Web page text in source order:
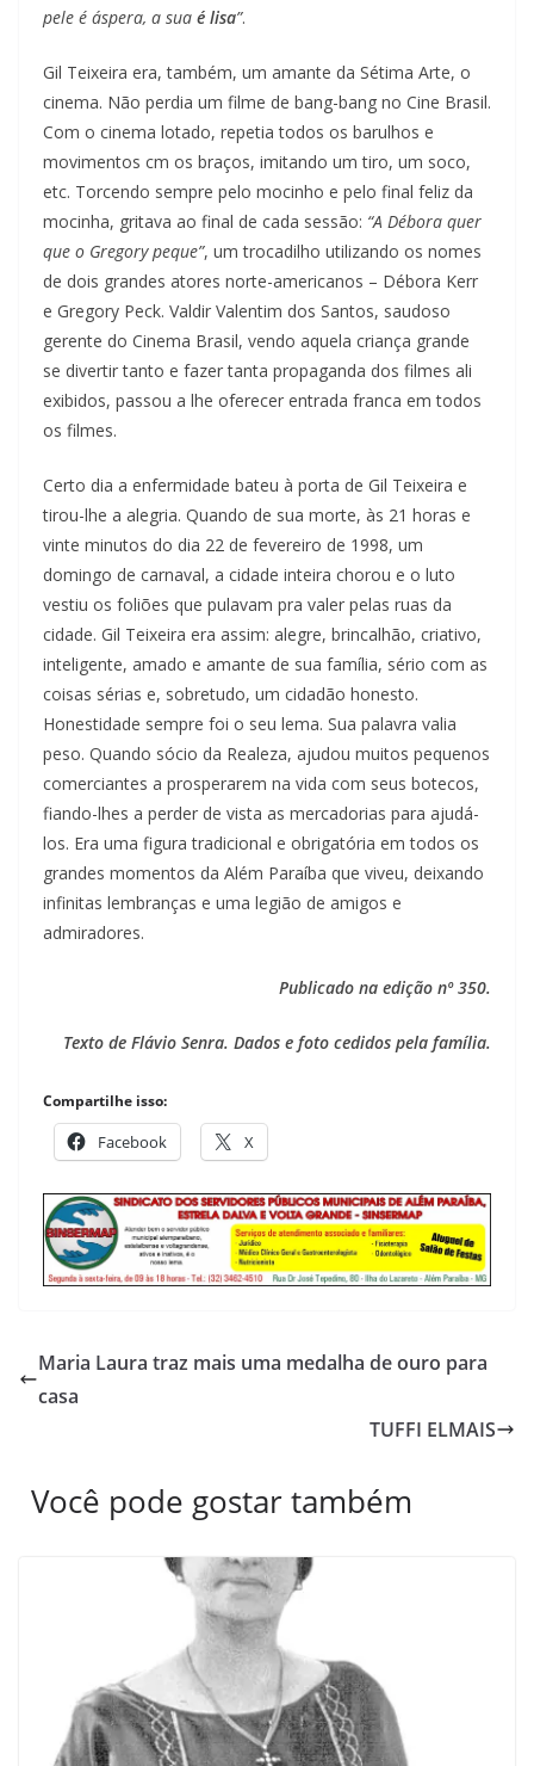
pele é áspera, a sua é lisa”.
Gil Teixeira era, também, um amante da Sétima Arte, o
cinema. Não perdia um filme de bang-bang no Cine Brasil.
Com o cinema lotado, repetia todos os barulhos e
movimentos cm os braços, imitando um tiro, um soco,
etc. Torcendo sempre pelo mocinho e pelo final feliz da
mocinha, gritava ao final de cada sessão: “A Débora quer
que o Gregory peque”, um trocadilho utilizando os nomes
de dois grandes atores norte-americanos – Débora Kerr
e Gregory Peck. Valdir Valentim dos Santos, saudoso
gerente do Cinema Brasil, vendo aquela criança grande
se divertir tanto e fazer tanta propaganda dos filmes ali
exibidos, passou a lhe oferecer entrada franca em todos
os filmes.
Certo dia a enfermidade bateu à porta de Gil Teixeira e
tirou-lhe a alegria. Quando de sua morte, às 21 horas e
vinte minutos do dia 22 de fevereiro de 1998, um
domingo de carnaval, a cidade inteira chorou e o luto
vestiu os foliões que pulavam pra valer pelas ruas da
cidade. Gil Teixeira era assim: alegre, brincalhão, criativo,
inteligente, amado e amante de sua família, sério com as
coisas sérias e, sobretudo, um cidadão honesto.
Honestidade sempre foi o seu lema. Sua palavra valia
peso. Quando sócio da Realeza, ajudou muitos pequenos
comerciantes a prosperarem na vida com seus botecos,
fiando-lhes a perder de vista as mercadorias para ajudá-
los. Era uma figura tradicional e obrigatória em todos os
grandes momentos da Além Paraíba que viveu, deixando
infinitas lembranças e uma legião de amigos e
admiradores.
Publicado na edição nº 350.
Texto de Flávio Senra. Dados e foto cedidos pela família.
Compartilhe isso:
Facebook X
Maria Laura traz mais uma medalha de ouro para
casa
TUFFI ELMAIS
Você pode gostar também